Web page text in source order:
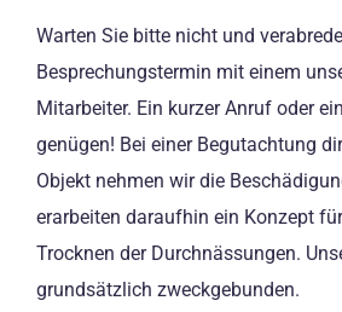
Warten Sie bitte nicht und
Besprechungstermin mit einem
Mitarbeiter. Ein kurzer Anruf oder
genügen! Bei einer Begutachtung
Objekt nehmen wir die
erarbeiten daraufhin ein Konzept
Trocknen der Durchnässungen.
grundsätzlich zweckgebunden.